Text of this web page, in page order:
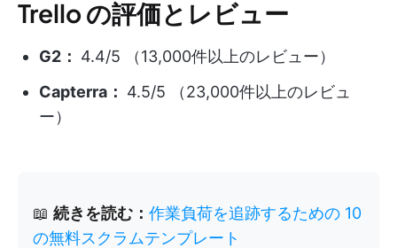
Trello の評価とレビュー
G2： 4.4/5 （13,000件以上のレビュー）
Capterra： 4.5/5 （23,000件以上のレビュ
ー）
📖 続きを読む： 作業負荷を追跡するための 10
の無料スクラムテンプレート